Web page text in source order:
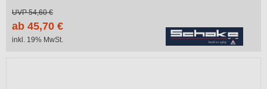
UVP54,60 €
ab 45,70 €
inkl. 19% MwSt.